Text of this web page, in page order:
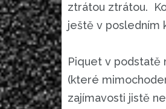
ztrátou ztrátou.
ještě v posledním
Piquet v podstatě
(které
zajímavosti jistě